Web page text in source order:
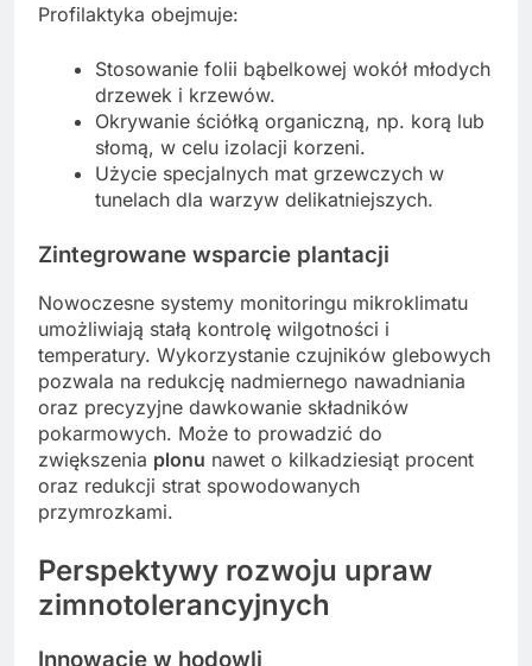
Profilaktyka obejmuje:
Stosowanie folii bąbelkowej wokół młodych
drzewek i krzewów.
Okrywanie ściółką organiczną, np. korą lub
słomą, w celu izolacji korzeni.
Użycie specjalnych mat grzewczych w
tunelach dla warzyw delikatniejszych.
Zintegrowane wsparcie plantacji
Nowoczesne systemy monitoringu mikroklimatu
umożliwiają stałą kontrolę wilgotności i
temperatury. Wykorzystanie czujników glebowych
pozwala na redukcję nadmiernego nawadniania
oraz precyzyjne dawkowanie składników
pokarmowych. Może to prowadzić do
zwiększenia plonu nawet o kilkadziesiąt procent
oraz redukcji strat spowodowanych
przymrozkami.
Perspektywy rozwoju upraw
zimnotolerancyjnych
Innowacje w hodowli